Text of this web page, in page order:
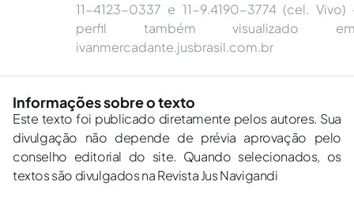
11-4123-0337 e 11-9.4190-3774 (cel. Vivo)
perfil também visualizado
ivanmercadante.jusbrasil.com.br
Informações sobre o texto
Este texto foi publicado diretamente pelos autores. Sua
divulgação não depende de prévia aprovação pelo
conselho editorial do site. Quando selecionados, os
textos são divulgados na Revista Jus Navigandi